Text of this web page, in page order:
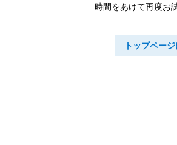
時間をあけて再度お
トップペー